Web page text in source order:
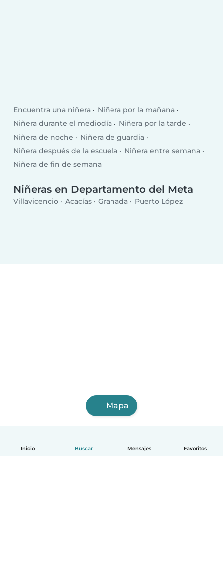
Inicio Buscar Mensajes Favoritos
Encuentra una niñera
Niñera por la mañana
Niñera durante el mediodía
Niñera por la tarde
Niñera de noche
Niñera de guardia
Niñera después de la escuela
Niñera entre semana
Niñera de fin de semana
Niñeras en Departamento del Meta
Villavicencio Acacías Granada Puerto López
Mapa